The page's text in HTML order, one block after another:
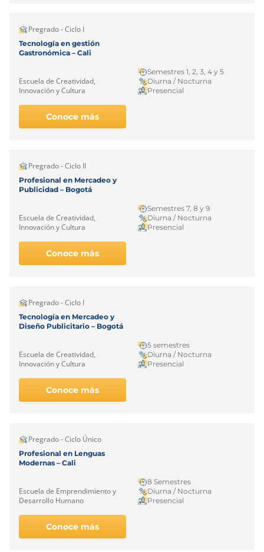
Pregrado - Ciclo I
Tecnología en gestión
Gastronómica – Cali
Escuela de Creatividad,
Innovación y Cultura
Semestres 1, 2, 3, 4 y 5
Diurna / Nocturna
Presencial
Conoce más
Pregrado - Ciclo II
Profesional en Mercadeo y
Publicidad – Bogotá
Escuela de Creatividad,
Innovación y Cultura
Semestres 7, 8 y 9
Diurna / Nocturna
Presencial
Conoce más
Pregrado - Ciclo I
Tecnología en Mercadeo y
Diseño Publicitario – Bogotá
Escuela de Creatividad,
Innovación y Cultura
5 semestres
Diurna / Nocturna
Presencial
Conoce más
Pregrado - Ciclo Único
Profesional en Lenguas
Modernas – Cali
Escuela de Emprendimiento y
Desarrollo Humano
8 Semestres
Diurna / Nocturna
Presencial
Conoce más